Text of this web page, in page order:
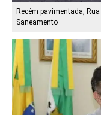
Recém pavimentada,
Saneamento